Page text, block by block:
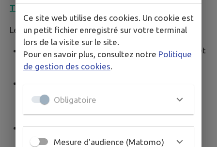
Travaux à réaliser
Le débroussaillement consiste notamment à :
Éliminer les broussailles, herbes hautes, ronces et
végétation dense ;
d’au moins 2 mètres entre les branches et les
constructions ;
Dégager les toitures des branches situées à
moins de 3 mètres ;
Ce site web utilise des cookies. Un cookie est
un petit fichier enregistré sur votre terminal
lors de la visite sur le site.
Pour en savoir plus, consultez notre Politique
de gestion des cookies.
Obligatoire
Mesure d'audience (Matomo)